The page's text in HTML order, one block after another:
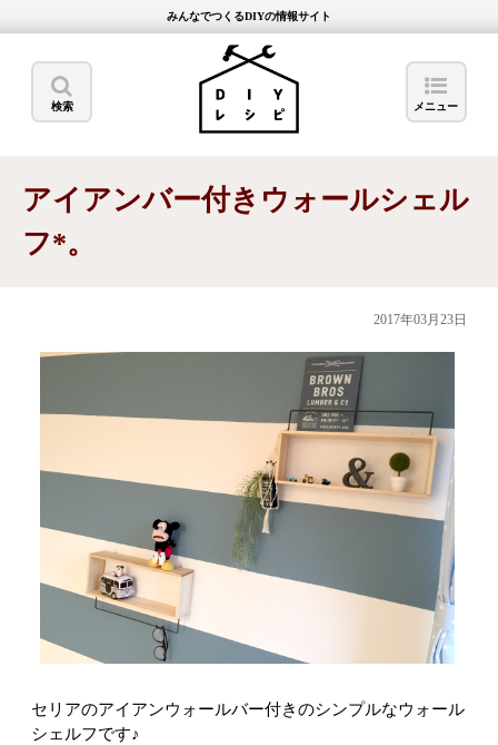
みんなでつくるDIYの情報サイト
検索 メニュー
アイアンバー付きウォールシェル
フ*。
2017年03月23日
セリアのアイアンウォールバー付きのシンプルなウォール
シェルフです♪